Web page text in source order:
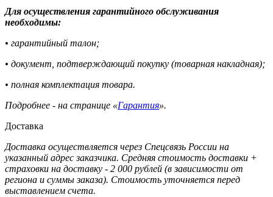
Для осуществления гарантийного обслуживания
необходимы:
• гарантийный талон;
• документ, подтверждающий покупку (товарная накладная);
• полная комплектация товара.
Подробнее - на странице «Гарантия».
Доставка
Доставка осуществляется через Спецсвязь России на
указанный адрес заказчика. Средняя стоимость доставки +
страховки на доставку - 2 000 рублей (в зависимости от
региона и суммы заказа). Стоимость уточняется перед
выставлением счета.